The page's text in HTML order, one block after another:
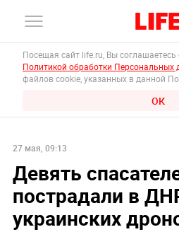
Посещая сайт life.ru, Вы
Политикой обработки Персональных
файлов cookie, указанных в данной
ОК
27 мая, 09:13
Девять
пострадали в
украинских